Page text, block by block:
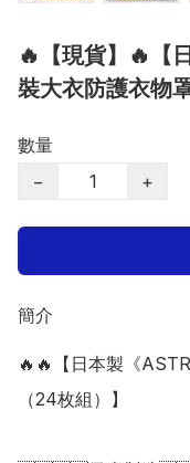
🔥【現貨】🔥【
裝大衣防護衣物
數量
−
+
簡介
🔥🔥【日本製《
（24枚組）】